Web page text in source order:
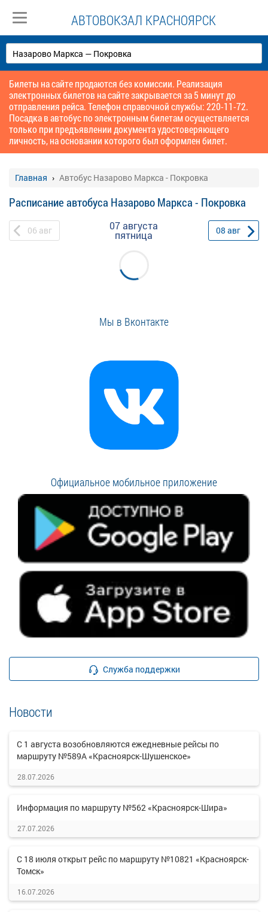
АВТОВОКЗАЛ КРАСНОЯРСК
Билеты на сайте продаются без комиссии. Реализация
электронных билетов на сайте закрывается за 5 минут до
отправления рейса. Телефон справочной службы: 220-11-72.
Посадка в автобус по электронным билетам осуществляется
только при предъявлении документа удостоверяющего
личность, на основании которого был оформлен билет.
Главная Автобус Назарово Маркса - Покровка
Расписание автобуса Назарово Маркса - Покровка
06 авг 07 августа
пятница 08 авг
Мы в Вконтакте
Официальное мобильное приложение
Служба поддержки
Новости
С 1 августа возобновляются ежедневные рейсы по
маршруту №589А «Красноярск-Шушенское»
28.07.2026
Информация по маршруту №562 «Красноярск-Шира»
27.07.2026
С 18 июля открыт рейс по маршруту №10821 «Красноярск-
Томск»
16.07.2026